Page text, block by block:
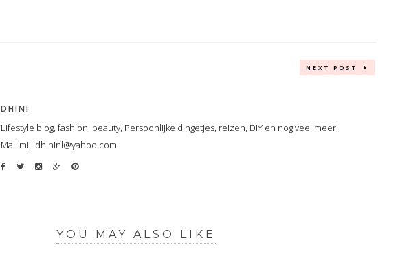
NEXT POST
DHINI
Lifestyle blog, fashion, beauty, Persoonlijke dingetjes, reizen, DIY en nog veel meer.
Mail mij! dhininl@yahoo.com
YOU MAY ALSO LIKE